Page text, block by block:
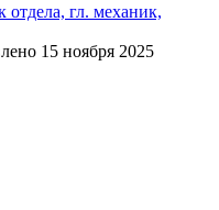
отдела, гл. механик,
15 ноября 2025